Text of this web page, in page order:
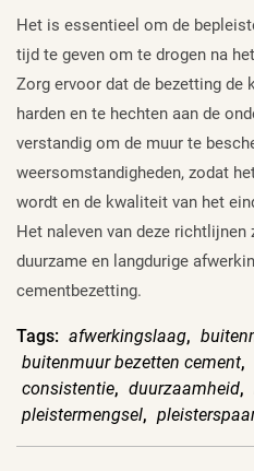
Het is essentieel om de
tijd te geven om te drogen na
Zorg ervoor dat de bezetting
harden en te hechten aan de
verstandig om de muur te
weersomstandigheden, zodat
wordt en de kwaliteit van het
Het naleven van deze richtlijnen
duurzame en langdurige
cementbezetting.
Tags: afwerkingslaag,
buitenmuur bezetten cement,
consistentie, duurzaamheid,
pleistermengsel,